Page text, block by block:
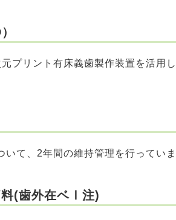
プリント有床義歯製作装置を活用
て、2年間の維持管理を行っていま
料(歯外在ベⅠ注)